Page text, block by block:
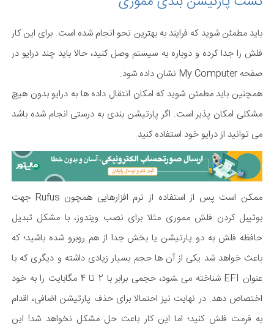
باید مطمئن شوید که فرایند به بهترین نحو انجام شده است. برای این کار
فلش را جدا کرده و دوباره به سیستم وصل کنید، حالا باید چند درایو در
صفحه My Computer نشان داده شود.
همچنین باید مطمئن شوید که امکان انتقال داده ها به درایو بدون هیچ
مشکلی امکان پذیر است. اگر پارتیشن بندی به درستی انجام شده باشد
می توانید از درایو خود استفاده کنید.
ممکن است پس از استفاده از نرم افزارهایی همچون Rufus جهت
بوتیبل کردن فلش مموری مثلا برای نصب ویندوز، با مشکل تبدیل
حافظه فلش به دو پارتیشن یا بخش جدا از هم روبرو شده باشید؛ که
باعث خواهد شد یکی از آن ها حجم بسیار زیادی داشته و دیگری که با
عنوان EFI شناخته می ‍شود، حجمی برابر با 2 تا 4 مگابایت را به خود
اختصاص دهد. در نهایت نیز احتمالا برای حذف پارتیشن اضافی، اقدام
به فرمت فلش کنید؛ اما این کار باعث حل مشکل نخواهد شد! این